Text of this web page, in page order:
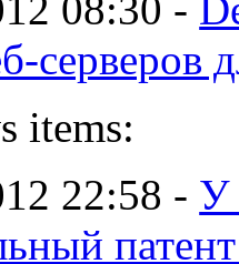
серверов
items:
22:58 - У